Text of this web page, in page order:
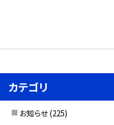
カテゴリ
お知らせ (225)